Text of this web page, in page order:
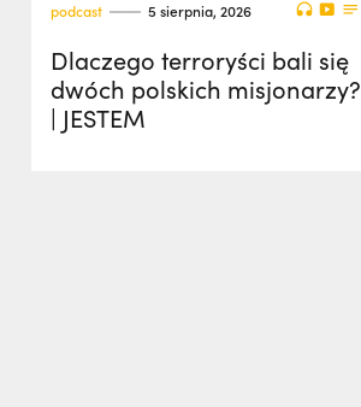
podcast 5 sierpnia, 2026
Dlaczego terroryści bali się
dwóch polskich misjonarzy?
| JESTEM